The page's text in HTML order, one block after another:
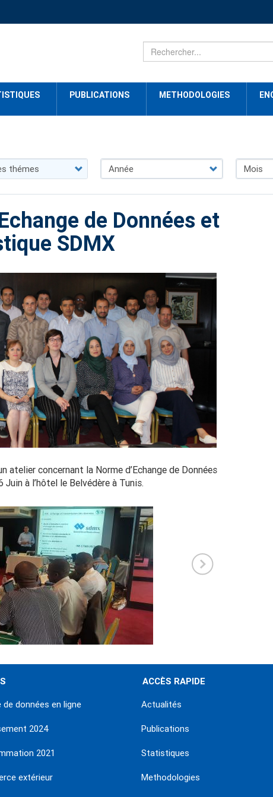
PUBLICATIONS METHODOLOGIES
de Données et
SDMX
atelier concernant la Norme d’Echange de Données
à l’hôtel le Belvédère à Tunis.
de données en ligne
2024
2021
extérieur
ACCÈS RAPIDE
Actualités
Publications
Statistiques
Methodologies